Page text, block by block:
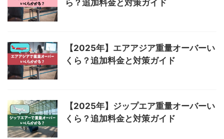
ら？追加料金と対策ガイド
【2025年】エアアジア重量オーバーい
くら？追加料金と対策ガイド
【2025年】ジップエア重量オーバーい
くら？追加料金と対策ガイド